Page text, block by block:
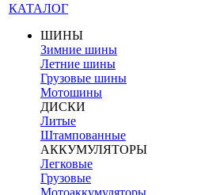
КАТАЛОГ
ШИНЫ
Зимние шины
Летние шины
Грузовые шины
Мотошины
ДИСКИ
Литые
Штампованные
АККУМУЛЯТОРЫ
Легковые
Грузовые
Мотоаккумуляторы